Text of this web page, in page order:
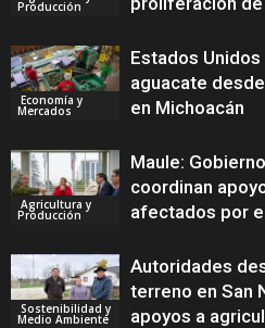
Producción
Economía y
Mercados
Estados
aguacate
en Michoacán
Agricultura y
Producción
Maule:
coordinan
afectados por
Sostenibilidad y
Medio Ambiente
Autoridades
terreno en San
apoyos a